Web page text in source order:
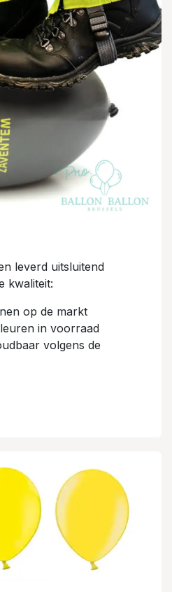
leverd uitsluitend
kwaliteit:
op de markt
in voorraad
volgens de